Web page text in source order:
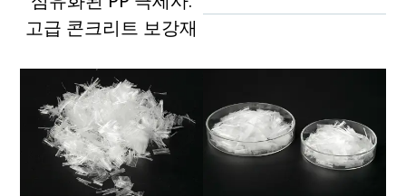
산업, 도로 및 프리캐스트 애플리케이션을 위한 균열 저항성, 내구성
및 인장 강도를 향상시킵니다.
고급 콘크리트 보강재